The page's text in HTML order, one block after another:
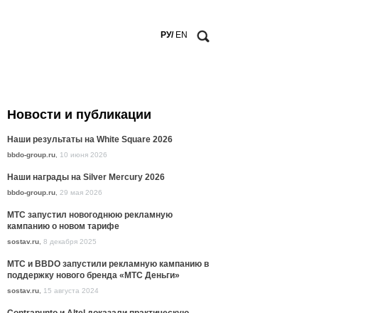
РУ/ EN
Новости и публикации
Наши результаты на White Square 2026
bbdo-group.ru 10 июня 2026
Наши награды на Silver Mercury 2026
bbdo-group.ru 29 мая 2026
МТС запустил новогоднюю рекламную
кампанию о новом тарифе
sostav.ru 8 декабря 2025
МТС и BBDO запустили рекламную кампанию в
поддержку нового бренда «МТС Деньги»
sostav.ru 15 августа 2024